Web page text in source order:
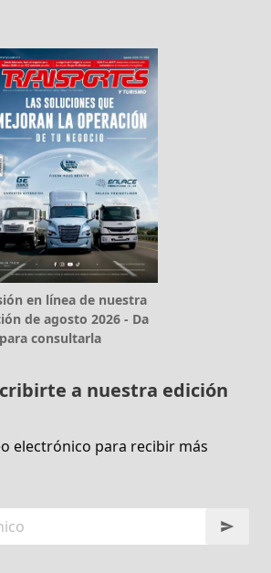
en línea de nuestra
de agosto 2026 - Da
consultarla
a nuestra edición
electrónico para recibir más